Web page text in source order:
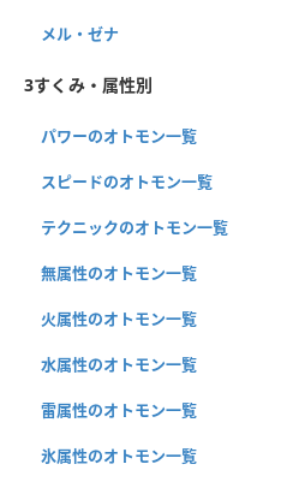
メル・ゼナ
3すくみ・属性別
パワーのオトモン一覧
スピードのオトモン一覧
テクニックのオトモン一覧
無属性のオトモン一覧
火属性のオトモン一覧
水属性のオトモン一覧
雷属性のオトモン一覧
氷属性のオトモン一覧